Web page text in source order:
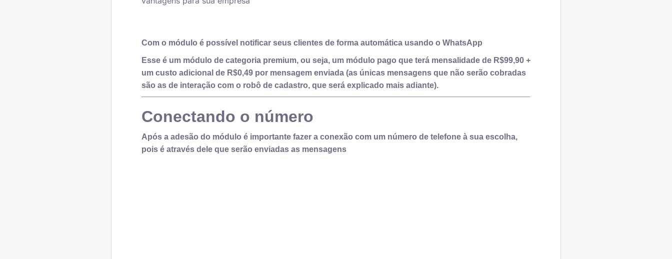
Com o módulo é possível notificar seus clientes de forma automática usando o WhatsApp
Esse é um módulo de categoria premium, ou seja, um módulo pago que terá mensalidade de R$99,90 +
um custo adicional de R$0,49 por mensagem enviada (as únicas mensagens que não serão cobradas
são as de interação com o robô de cadastro, que será explicado mais adiante).
Conectando o número
Após a adesão do módulo é importante fazer a conexão com um número de telefone à sua escolha,
pois é através dele que serão enviadas as mensagens